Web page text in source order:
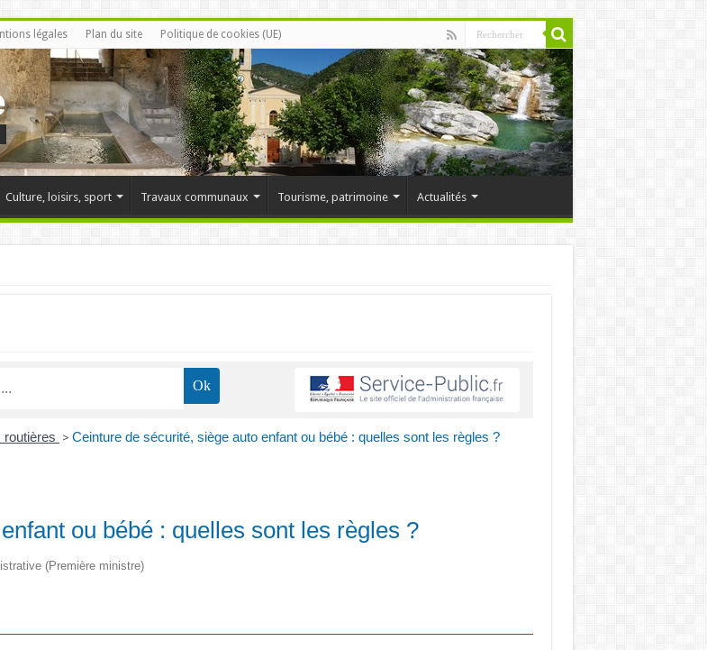
légales Plan du site Politique de cookies (UE)
Culture, loisirs, sport Travaux communaux Tourisme, patrimoine Actualités
routières > Ceinture de sécurité, siège auto enfant ou bébé : quelles sont les règles ?
ou bébé : quelles sont les règles ?
(Première ministre)